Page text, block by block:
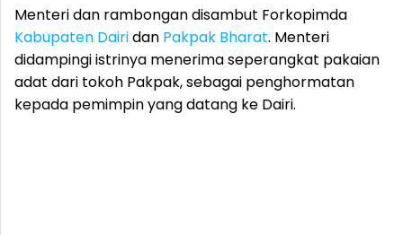
Menteri dan rambongan disambut Forkopimda
Kabupaten Dairidan Pakpak Bharat. Menteri
didampingi istrinya menerima seperangkat pakaian
adat dari tokoh Pakpak, sebagai penghormatan
kepada pemimpin yang datang ke Dairi.